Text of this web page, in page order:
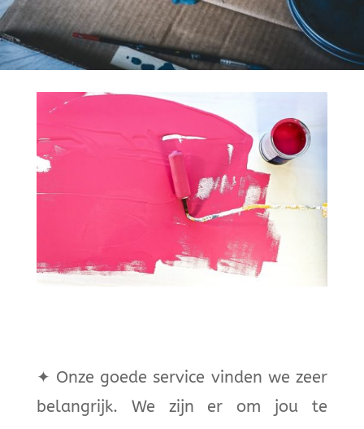
✦ Onze goede service vinden we zeer
belangrijk. We zijn er om jou te